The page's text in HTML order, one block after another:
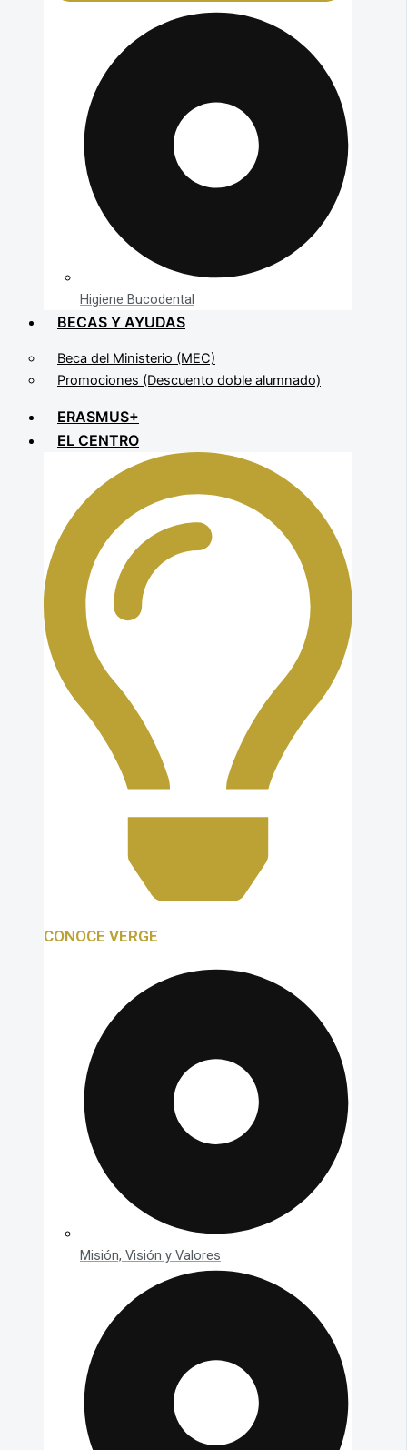
Higiene Bucodental
BECAS Y AYUDAS
Beca del Ministerio (MEC)
Promociones (Descuento doble alumnado)
ERASMUS+
EL CENTRO
CONOCE VERGE
Misión, Visión y Valores